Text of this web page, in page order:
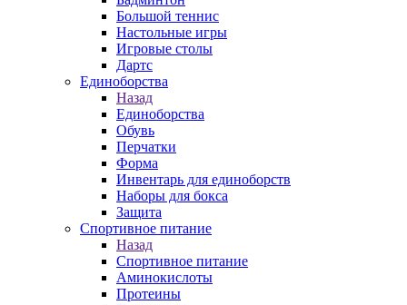
Большой теннис
Настольные игры
Игровые столы
Дартс
Единоборства
Назад
Единоборства
Обувь
Перчатки
Форма
Инвентарь для единоборств
Наборы для бокса
Защита
Спортивное питание
Назад
Спортивное питание
Аминокислоты
Протеины